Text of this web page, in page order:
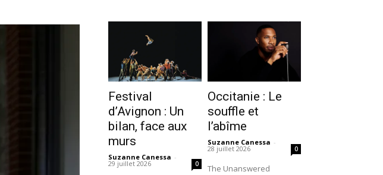
Festival
d’Avignon : Un
bilan, face aux
murs
Suzanne Canessa -
29 juillet 2026 0
Occitanie : Le
souffle et
l’abîme
Suzanne Canessa -
28 juillet 2026 0
The Unanswered